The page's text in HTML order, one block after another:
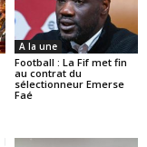
A la une
Football : La Fif met fin
au contrat du
sélectionneur Emerse
Faé